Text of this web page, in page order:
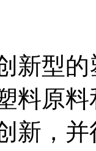
新型
料原
新，